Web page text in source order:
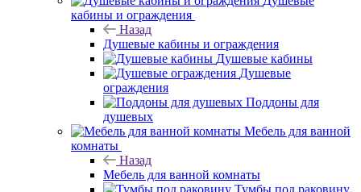
кабины и ограждения
Назад
Душевые кабины и ограждения
Душевые кабины
Душевые
ограждения
Поддоны для
душевых
Мебель для ванной
комнаты
Назад
Мебель для ванной комнаты
Тумбы под раковину